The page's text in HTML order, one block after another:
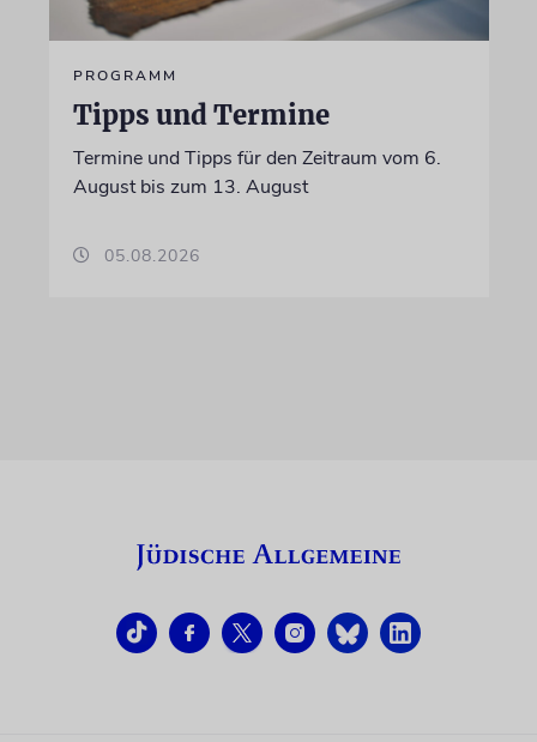
PROGRAMM
Tipps und Termine
Termine und Tipps für den Zeitraum vom 6.
August bis zum 13. August
05.08.2026